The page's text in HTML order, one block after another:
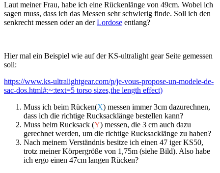
Laut meiner Frau, habe ich eine Rückenlänge von 49cm. Wobei ich
sagen muss, dass ich das Messen sehr schwierig finde. Soll ich den
senkrecht messen oder an derLordose entlang?
Hier mal ein Beispiel wie auf der KS-ultralight gear Seite gemessen
soll:
https://www.ks-ultralightgear.com/p/je-vous-propose-un-modele-de-
sac-dos.html#:~:text=5 torso sizes,the length effect)
Muss ich beim Rücken(X) messen immer 3cm dazurechnen,
dass ich die richtige Rucksacklänge bestellen kann?
Muss beim Rucksack (Y) messen, die 3 cm auch dazu
gerechnet werden, um die richtige Rucksacklänge zu haben?
Nach meinem Verständnis besitze ich einen 47 iger KS50,
trotz meiner Körpergröße von 1,75m (siehe Bild). Also habe
ich ergo einen 47cm langen Rücken?